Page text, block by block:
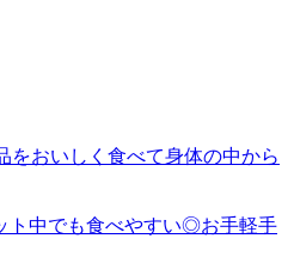
をおいしく食べて身体の中から
ト中でも食べやすい◎お手軽手